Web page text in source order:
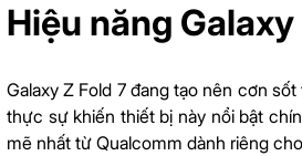
Hiệu năng
Galaxy Z Fold 7 đang tạo nên cơn
thực sự khiến thiết bị này nổi bật
mẽ nhất từ Qualcomm dành riêng